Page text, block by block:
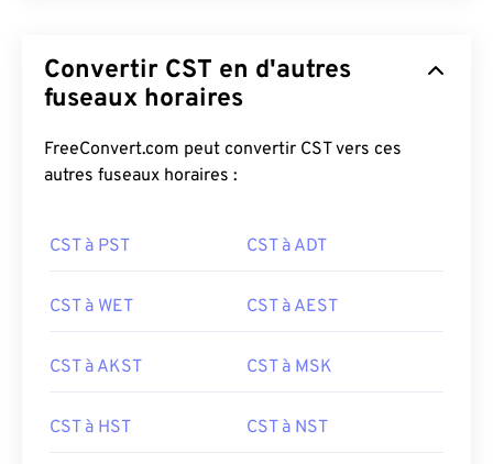
Convertir CST en d'autres
fuseaux horaires
FreeConvert.com peut convertir CST vers ces
autres fuseaux horaires :
CST à PST CST à ADT
CST à WET CST à AEST
CST à AKST CST à MSK
CST à HST CST à NST